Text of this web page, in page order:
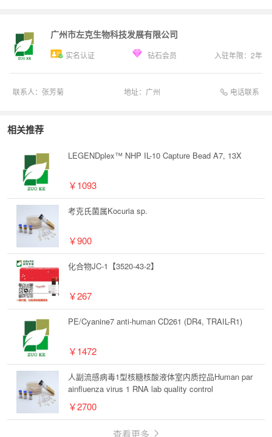
广州市左克生物科技发展有限公司
实名认证 钻石会员 入驻年限： 2年
联系人： 张芳菊 地址： 广州 电话联系
相关推荐
LEGENDplex™ NHP IL-10 Capture Bead A7, 13X
￥1093
考克氏菌属Kocuria sp.
￥900
化合物JC-1【3520-43-2】
￥267
PE/Cyanine7 anti-human CD261 (DR4, TRAIL-R1)
￥1472
人副流感病毒1型核糖核酸液体室内质控品Human par
ainfluenza virus 1 RNA lab quality control
￥2700
查看更多